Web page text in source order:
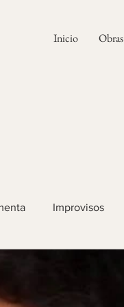
Inicio Obras
Improvisos